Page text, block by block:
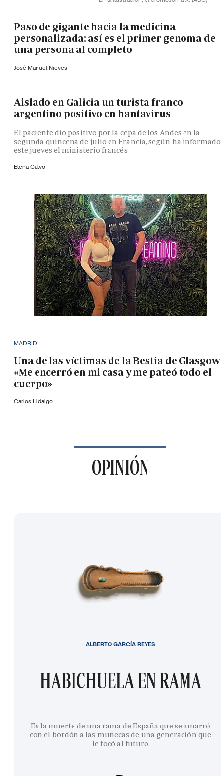
Paso de gigante hacia la medicina
personalizada: así es el primer genoma de
una persona al completo
José Manuel Nieves
Aislado en Galicia un turista franco-
argentino positivo en hantavirus
El paciente dio positivo por la cepa de los Andes en la
segunda quincena de julio en Francia, según ha informado
este jueves el ministerio francés
Elena Calvo
MADRID
Una de las víctimas de la Bestia de
«Me encerró en mi casa y me pateó todo el
cuerpo»
Carlos Hidalgo
OPINIÓN
HABICHUELA EN RAMA
Es la muerte de una rama de España que se amarró
con el bordón a las muñecas de una generación que
le tocó al futuro
ALBERTO GARCÍA REYES